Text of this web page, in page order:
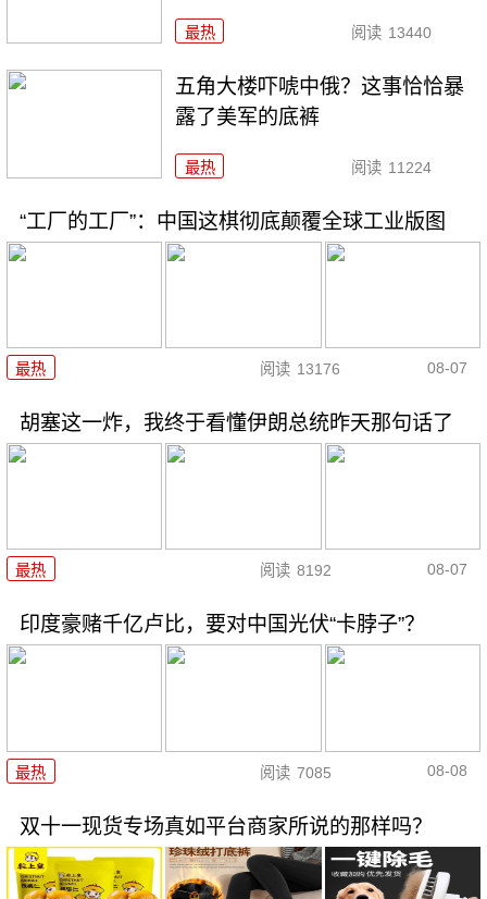
最热 阅读 13440
五角大楼吓唬中俄？这事恰恰暴
露了美军的底裤
最热 阅读 11224
“工厂的工厂”：中国这棋彻底颠覆全球工业版图
最热 阅读 13176 08-07
胡塞这一炸，我终于看懂伊朗总统昨天那句话了
最热 阅读 8192 08-07
印度豪赌千亿卢比，要对中国光伏“卡脖子”？
最热 阅读 7085 08-08
双十一现货专场真如平台商家所说的那样吗？